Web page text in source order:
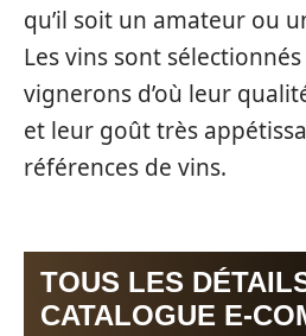
qu’il soit un amateur ou
Les vins sont
vignerons d’où leur
et leur goût très
références de vins.
TOUS LES
CATALOGUE E-